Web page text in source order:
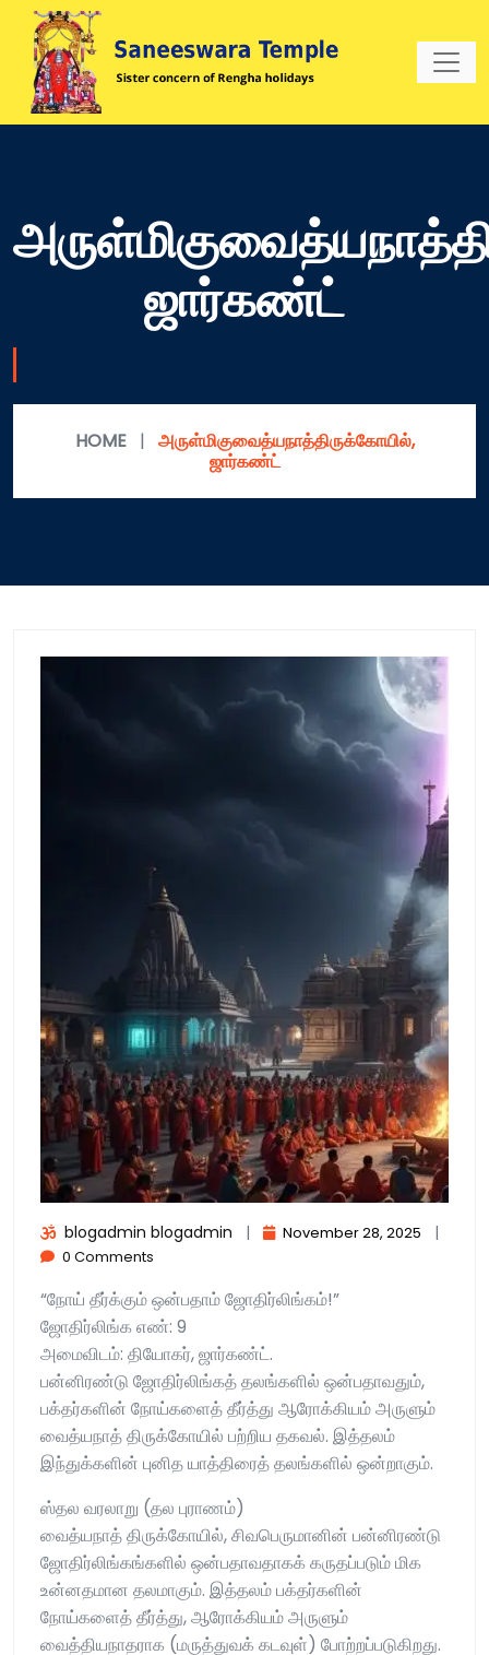
ஜார்கண்ட்
HOME |
அருள்மிகுவைத்யநாத்திருக்கோயில்,
ஜார்கண்ட்
blogadmin blogadmin | November 28, 2025 |
0 Comments
“நோய் தீர்க்கும் ஒன்பதாம் ஜோதிர்லிங்கம்!”
ஜோதிர்லிங்க எண்: 9
அமைவிடம்: தியோகர், ஜார்கண்ட்.
பன்னிரண்டு ஜோதிர்லிங்கத் தலங்களில் ஒன்பதாவதும்,
பக்தர்களின் நோய்களைத் தீர்த்து ஆரோக்கியம் அருளும்
வைத்யநாத் திருக்கோயில் பற்றிய தகவல். இத்தலம்
இந்துக்களின் புனித யாத்திரைத் தலங்களில் ஒன்றாகும்.
ஸ்தல வரலாறு (தல புராணம்)
வைத்யநாத் திருக்கோயில், சிவபெருமானின் பன்னிரண்டு
ஜோதிர்லிங்கங்களில் ஒன்பதாவதாகக் கருதப்படும் மிக
உன்னதமான தலமாகும். இத்தலம் பக்தர்களின்
நோய்களைத் தீர்த்து, ஆரோக்கியம் அருளும்
வைத்தியநாதராக (மருத்துவக் கடவுள்) போற்றப்படுகிறது.